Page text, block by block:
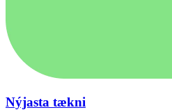
Nýjasta tækni